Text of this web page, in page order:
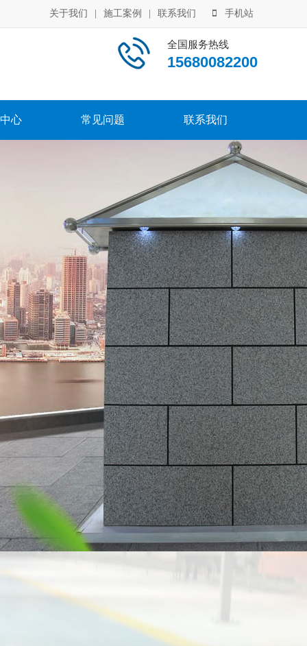
关于我们 施工案例 联系我们 手机站
全国服务热线
15680082200
心 常见问题 联系我们